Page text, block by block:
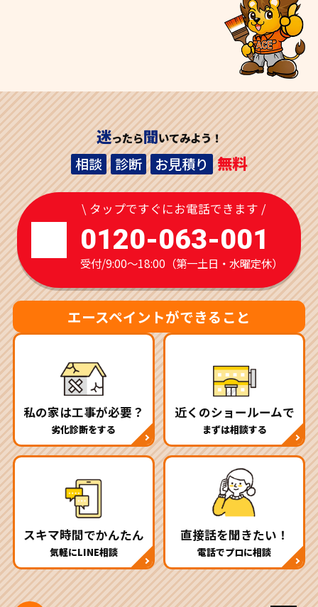
迷ったら聞いてみよう！
相談 診断 お見積り 無料
\ タップですぐにお電話できます /
0120-063-001
受付/9:00～18:00（第一土日・水曜定休）
エースペイントができること
私の家は工事が必要？
劣化診断をする
近くのショールームで
まずは相談する
スキマ時間でかんたん
気軽にLINE相談
直接話を聞きたい！
電話でプロに相談